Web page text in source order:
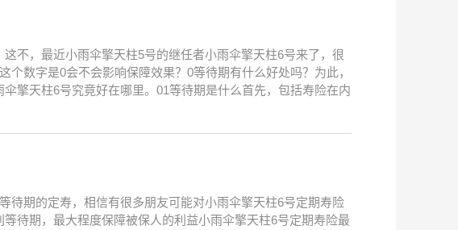
不，最近小雨伞擎天柱5号的继任者小雨伞擎天柱6号来了，很
数字是0会不会影响保障效果？0等待期有什么好处吗？为此，
擎天柱6号究竟好在哪里。01等待期是什么首先，包括寿险在内
待期的定寿，相信有很多朋友可能对小雨伞擎天柱6号定期寿险
待期，最大程度保障被保人的利益小雨伞擎天柱6号定期寿险最